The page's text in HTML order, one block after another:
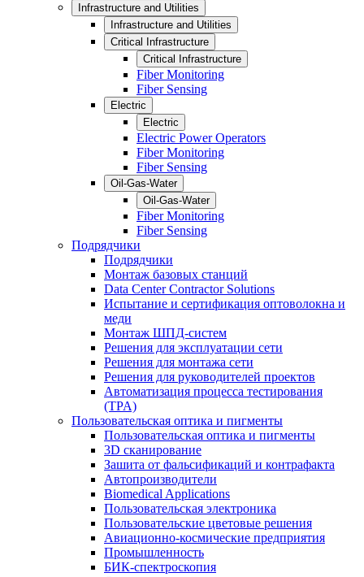
Infrastructure and Utilities
Infrastructure and Utilities
Critical Infrastructure
Critical Infrastructure
Fiber Monitoring
Fiber Sensing
Electric
Electric
Electric Power Operators
Fiber Monitoring
Fiber Sensing
Oil-Gas-Water
Oil-Gas-Water
Fiber Monitoring
Fiber Sensing
Подрядчики
Подрядчики
Монтаж базовых станций
Data Center Contractor Solutions
Испытание и сертификация оптоволокна и
меди
Монтаж ШПД-систем
Решения для эксплуатации сети
Решения для монтажа сети
Решения для руководителей проектов
Автоматизация процесса тестирования
(TPA)
Пользовательская оптика и пигменты
Пользовательская оптика и пигменты
3D сканирование
Зашита от фальсификаций и контрафакта
Автопроизводители
Biomedical Applications
Пользовательская электроника
Пользовательские цветовые решения
Авиационно-космические предприятия
Промышленность
БИК-спектроскопия